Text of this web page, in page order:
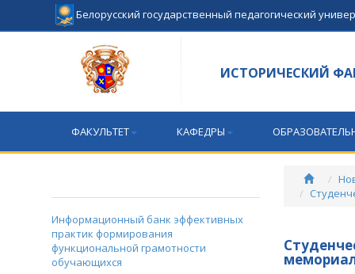
Белорусский государственный педагогический
ИСТОРИЧЕСКИЙ
ФАКУЛЬТЕТ КАФЕДРЫ
Информационный банк эффективных
практик формирования
функциональной грамотности
обучающихся